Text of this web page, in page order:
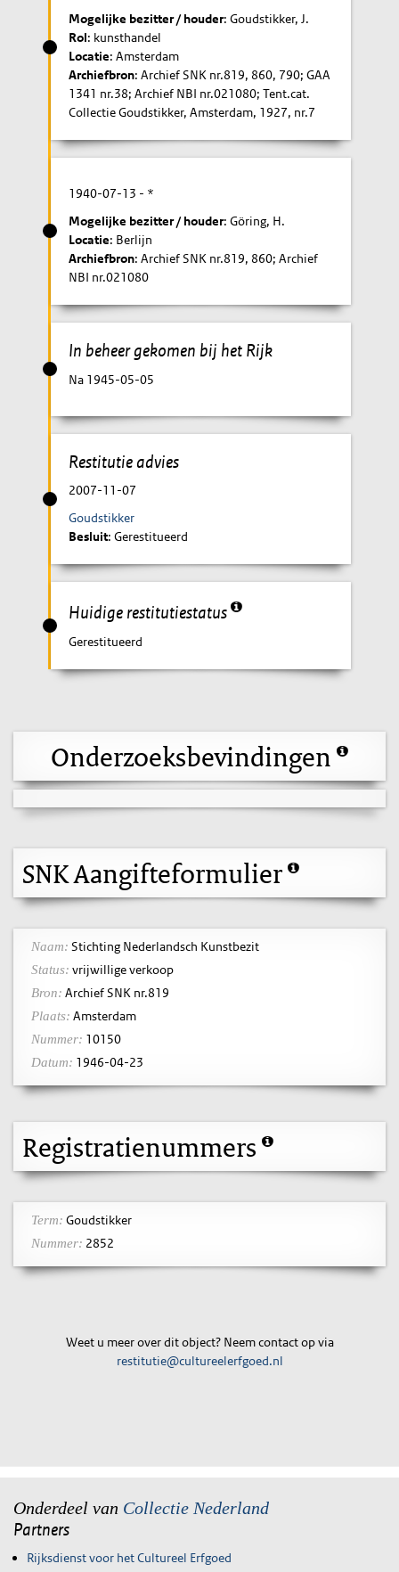
Mogelijke bezitter / houder: Goudstikker, J.
Rol: kunsthandel
Locatie: Amsterdam
Archiefbron: Archief SNK nr.819, 860, 790; GAA
1341 nr.38; Archief NBI nr.021080; Tent.cat.
Collectie Goudstikker, Amsterdam, 1927, nr.7
1940-07-13 - *
Mogelijke bezitter / houder: Göring, H.
Locatie: Berlijn
Archiefbron: Archief SNK nr.819, 860; Archief
NBI nr.021080
In beheer gekomen bij het Rijk
Na 1945-05-05
Restitutie advies
2007-11-07
Goudstikker
Besluit: Gerestitueerd
Huidige restitutiestatus
Gerestitueerd
Onderzoeksbevindingen
SNK Aangifteformulier
Naam: Stichting Nederlandsch Kunstbezit
Status: vrijwillige verkoop
Bron: Archief SNK nr.819
Plaats: Amsterdam
Nummer: 10150
Datum: 1946-04-23
Registratienummers
Term: Goudstikker
Nummer: 2852
Weet u meer over dit object? Neem contact op via
restitutie@cultureelerfgoed.nl
Onderdeel van Collectie Nederland
Partners
Rijksdienst voor het Cultureel Erfgoed